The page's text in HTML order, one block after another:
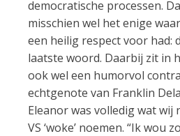
democratische processen.
misschien wel het enige
een heilig respect voor had:
laatste woord. Daarbij zit in
ook wel een humorvol
echtgenote van Franklin
Eleanor was volledig wat wij
VS ‘woke’ noemen. “Ik wou